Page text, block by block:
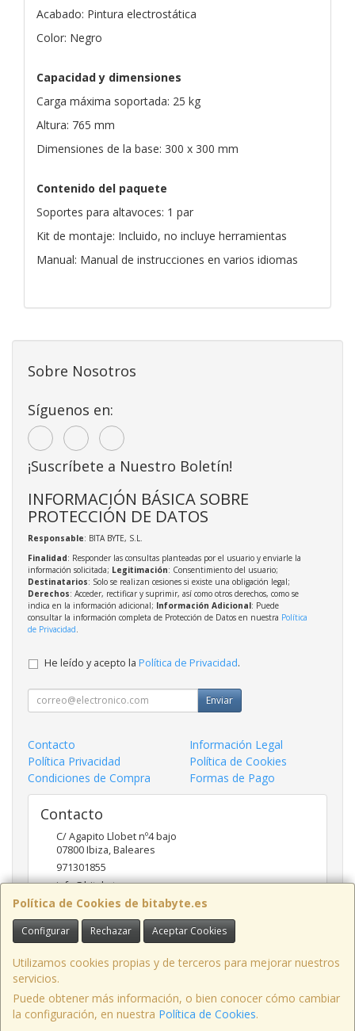
Acabado: Pintura electrostática
Color: Negro
Capacidad y dimensiones
Carga máxima soportada: 25 kg
Altura: 765 mm
Dimensiones de la base: 300 x 300 mm
Contenido del paquete
Soportes para altavoces: 1 par
Kit de montaje: Incluido, no incluye herramientas
Manual: Manual de instrucciones en varios idiomas
Política de Cookies de bitabyte.es
Configurar Rechazar Aceptar Cookies
Utilizamos cookies propias y de terceros para mejorar nuestros
servicios.
Puede obtener más información, o bien conocer cómo cambiar
la configuración, en nuestra Política de Cookies.
Sobre Nosotros
Síguenos en:
¡Suscríbete a Nuestro Boletín!
INFORMACIÓN BÁSICA SOBRE
PROTECCIÓN DE DATOS
Responsable: BITA BYTE, S.L.
Finalidad: Responder las consultas planteadas por el usuario y enviarle la
información solicitada; Legitimación: Consentimiento del usuario;
Destinatarios: Solo se realizan cesiones si existe una obligación legal;
Derechos: Acceder, rectificar y suprimir, así como otros derechos, como se
indica en la información adicional; Información Adicional: Puede
consultar la información completa de Protección de Datos en nuestra Política
de Privacidad
He leído y acepto la Política de Privacidad.
Enviar
Contacto
Información Legal
Política Privacidad
Política de Cookies
Condiciones de Compra
Formas de Pago
Contacto
C/ Agapito Llobet nº4 bajo
07800Ibiza,Baleares
971301855
info@bitabyte.es
Horario
10:00 - 18:00
, , , , España. - C.I.F.: B97508964 - Tfno: